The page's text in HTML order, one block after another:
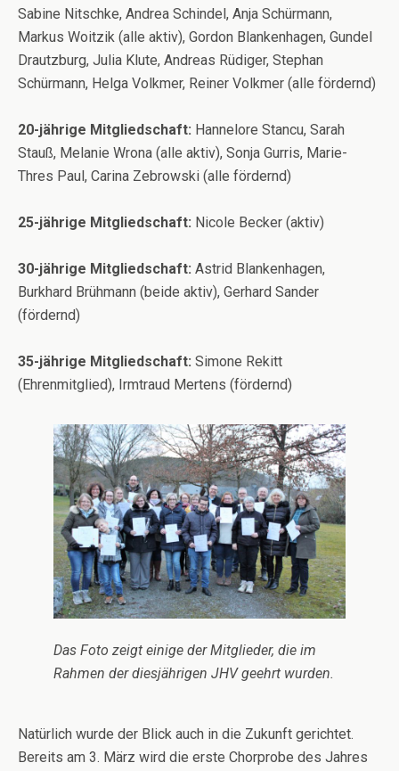
Sabine Nitschke, Andrea Schindel, Anja Schürmann,
Markus Woitzik (alle aktiv), Gordon Blankenhagen, Gundel
Drautzburg, Julia Klute, Andreas Rüdiger, Stephan
Schürmann, Helga Volkmer, Reiner Volkmer (alle fördernd)
20-jährige Mitgliedschaft: Hannelore Stancu, Sarah
Stauß, Melanie Wrona (alle aktiv), Sonja Gurris, Marie-
Thres Paul, Carina Zebrowski (alle fördernd)
25-jährige Mitgliedschaft: Nicole Becker (aktiv)
30-jährige Mitgliedschaft: Astrid Blankenhagen,
Burkhard Brühmann (beide aktiv), Gerhard Sander
(fördernd)
35-jährige Mitgliedschaft: Simone Rekitt
(Ehrenmitglied), Irmtraud Mertens (fördernd)
Das Foto zeigt einige der Mitglieder, die im
Rahmen der diesjährigen JHV geehrt wurden.
Natürlich wurde der Blick auch in die Zukunft gerichtet.
Bereits am 3. März wird die erste Chorprobe des Jahres